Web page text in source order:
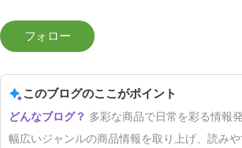
このブログのここがポイント
多彩な商品で日常を彩る情報
幅広いジャンルの商品情報を取り上げ、読み